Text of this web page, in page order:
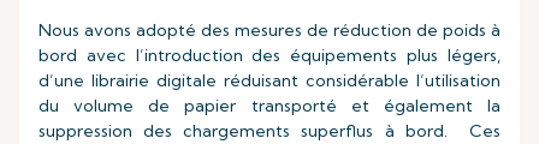
Nous avons adopté des mesures de réduction de poids à
bord avec l’introduction des équipements plus légers,
d’une librairie digitale réduisant considérable l’utilisation
du volume de papier transporté et également la
suppression des chargements superflus à bord. Ces